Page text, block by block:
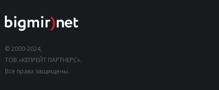
© 2000-2024,
ТОВ «КЕПРЕЙТ ПАРТНЕРС».
Все права защищены.